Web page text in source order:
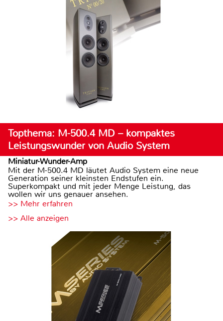
Topthema: M-500.4 MD – kompaktes
Leistungswunder von Audio System
Miniatur-Wunder-Amp
Mit der M-500.4 MD läutet Audio System eine neue
Generation seiner kleinsten Endstufen ein.
Superkompakt und mit jeder Menge Leistung, das
wollen wir uns genauer ansehen.
>> Mehr erfahren
>> Alle anzeigen